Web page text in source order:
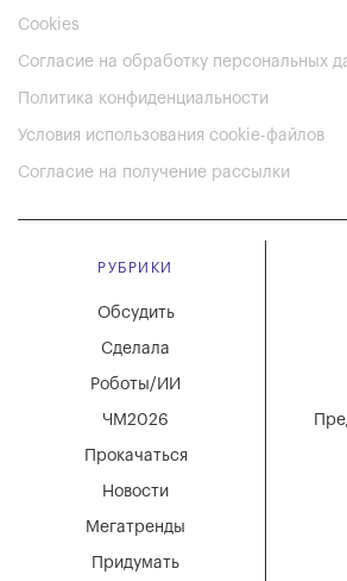
Cookies
Согласие на обработку персональных
Политика конфиденциальности
Условия использования cookie-файлов
Согласие на получение рассылки
РУБРИКИ
Мегатренды
Придумать
Новости
Обсудить
Сделала
Роботы/ИИ
ЧМ2026
Прокачаться